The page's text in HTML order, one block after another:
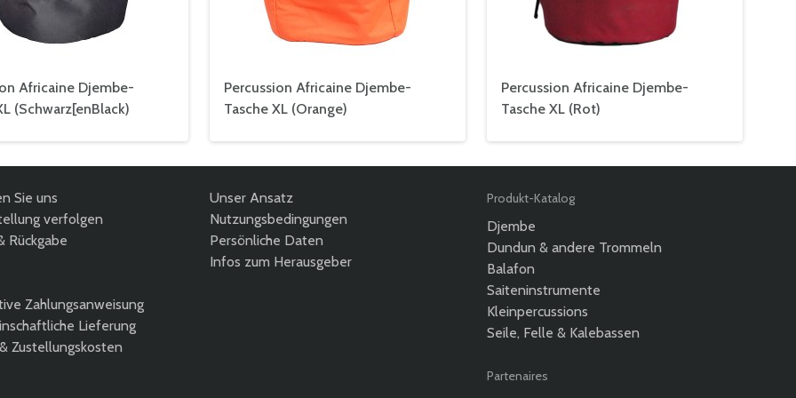
Africaine Djembe-
(Schwarz[enBlack)
Percussion Africaine Djembe-
Tasche XL (Orange)
Percussion Africaine Djembe-
Tasche XL (Rot)
Sie uns
verfolgen
Rückgabe
Zahlungsanweisung
Lieferung
Zustellungskosten
Unser Ansatz
Nutzungsbedingungen
Persönliche Daten
Infos zum Herausgeber
Produkt-Katalog
Djembe
Dundun & andere Trommeln
Balafon
Saiteninstrumente
Kleinpercussions
Seile, Felle & Kalebassen
Partenaires